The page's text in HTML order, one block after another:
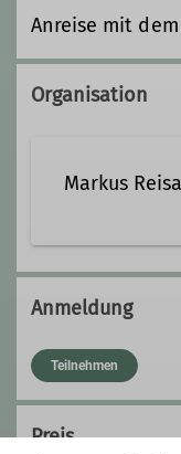
Anreise mit dem
Organisation
Markus
Anmeldung
Teilnehmen
Preis